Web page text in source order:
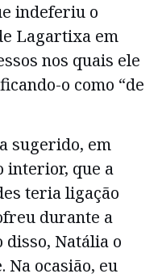
indeferiu o
Lagartixa em
nos quais ele
o como “de
sugerido, em
interior, que a
teria ligação
durante a
disso, Natália o
ocasião, eu